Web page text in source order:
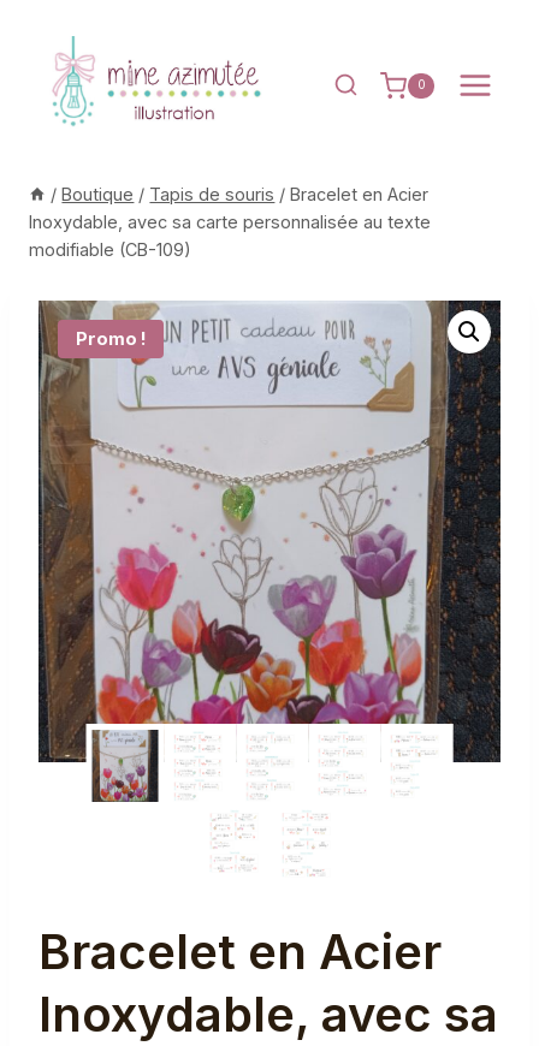
contenu
0
/ Boutique / Tapis de souris / Bracelet en Acier
Inoxydable, avec sa carte personnalisée au texte
modifiable (CB-109)
Promo !
Bracelet en Acier
Inoxydable, avec sa